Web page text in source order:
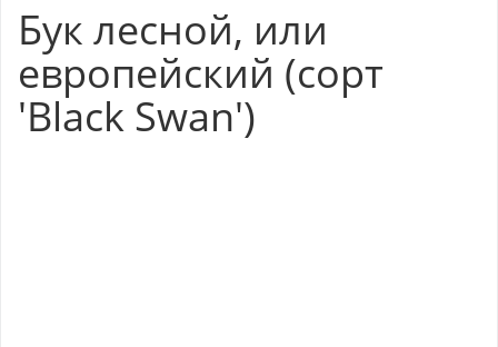
Бук лесной, или
европейский (сорт
'Black Swan')